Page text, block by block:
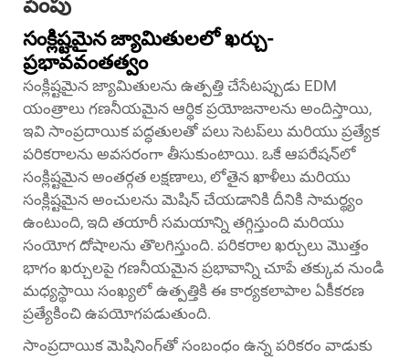
పెంపు
సంక్లిష్టమైన జ్యామితులలో ఖర్చు-
ప్రభావవంతత్వం
సంక్లిష్టమైన జ్యామితులను ఉత్పత్తి చేసేటప్పుడు EDM
యంత్రాలు గణనీయమైన ఆర్థిక ప్రయోజనాలను అందిస్తాయి,
ఇవి సాంప్రదాయిక పద్ధతులతో పలు సెటప్‌లు మరియు ప్రత్యేక
పరికరాలను అవసరంగా తీసుకుంటాయి. ఒకే ఆపరేషన్‌లో
సంక్లిష్టమైన అంతర్గత లక్షణాలు, లోతైన ఖాళీలు మరియు
సంక్లిష్టమైన అంచులను మెషిన్ చేయడానికి దీనికి సామర్థ్యం
ఉంటుంది, ఇది తయారీ సమయాన్ని తగ్గిస్తుంది మరియు
సంయోగ దోషాలను తొలగిస్తుంది. పరికరాల ఖర్చులు మొత్తం
భాగం ఖర్చులపై గణనీయమైన ప్రభావాన్ని చూపే తక్కువ నుండి
మధ్యస్థాయి సంఖ్యలో ఉత్పత్తికి ఈ కార్యకలాపాల ఏకీకరణ
ప్రత్యేకించి ఉపయోగపడుతుంది.
సాంప్రదాయిక మెషినింగ్‌తో సంబంధం ఉన్న పరికరం వాడుకు